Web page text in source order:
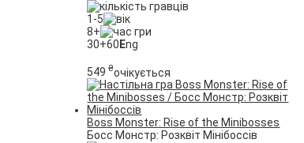
1-5
8+
30+60Eng
549₴очікується
Boss Monster: Rise of the Minibosses
Босс Монстр: Розквіт Мінібоссів